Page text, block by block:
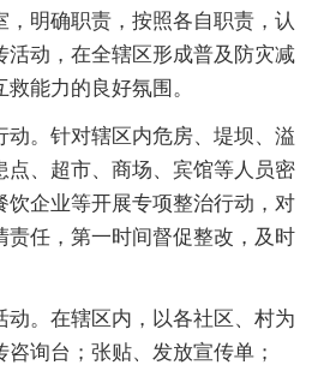
明确职责，按照各自职责，认
活动，在全辖区形成普及防灾减
能力的良好氛围。
动。针对辖区内危房、堤坝、溢
点、超市、商场、宾馆等人员密
饮企业等开展专项整治行动，对
责任，第一时间督促整改，及时
动。在辖区内，以各社区、村为
询台；张贴、发放宣传单；